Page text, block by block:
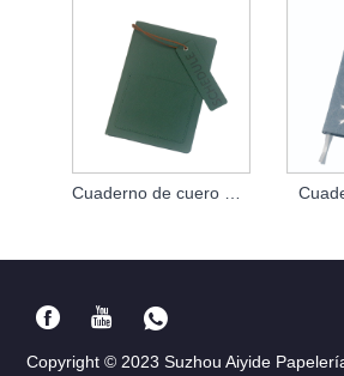
Copyright © 2023 Suzhou Aiyide